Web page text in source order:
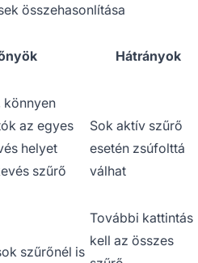
összehasonlítása
Hátrányok
könnyen
az egyes
helyet
szűrő
Sok aktív szűrő
esetén zsúfolttá
válhat
szűrőnél is
További kattintás
kell az összes